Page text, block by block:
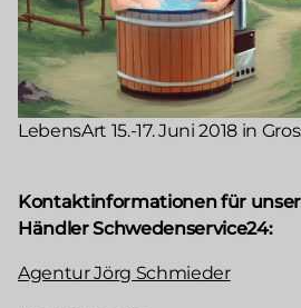
LebensArt 15.-17. Juni 2018 in
Kontaktinformationen für
Händler Schwedenservice24:
Agentur Jörg Schmieder